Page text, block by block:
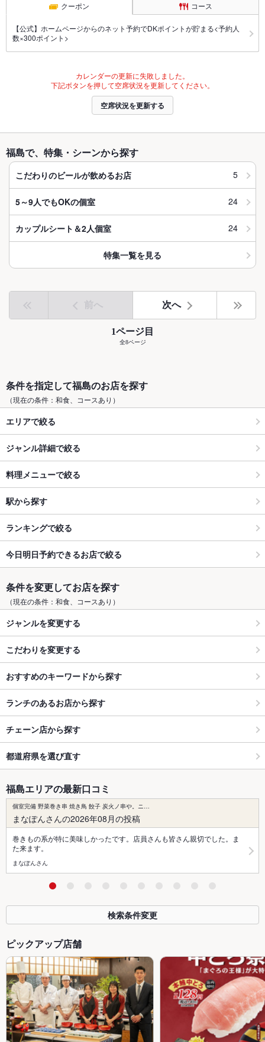
クーポン コース
【公式】ホームページからのネット予約でDKポイントが貯まる<予約人
数×300ポイント>
カレンダーの更新に失敗しました。
下記ボタンを押して空席状況を更新してください。
空席状況を更新する
福島で、特集・シーンから探す
こだわりのビールが飲めるお店 5
5～9人でもOKの個室 24
カップルシート＆2人個室 24
特集一覧を見る
前へ 次へ
1ページ目
全8ページ
条件を指定して福島のお店を探す
（現在の条件：和食、コースあり）
エリアで絞る
ジャンル詳細で絞る
料理メニューで絞る
駅から探す
ランキングで絞る
今日明日予約できるお店で絞る
条件を変更してお店を探す
（現在の条件：和食、コースあり）
ジャンルを変更する
こだわりを変更する
おすすめのキーワードから探す
ランチのあるお店から探す
チェーン店から探す
都道府県を選び直す
福島エリアの最新口コミ
個室完備 野菜巻き串 焼き鳥 餃子 炭火ノ串や。ニ…
まなぽんさんの2026年08月の投稿
巻きもの系が特に美味しかったです。店員さんも皆さん親切でした。ま
た来ます。
まなぽんさん
検索条件変更
ピックアップ店舗